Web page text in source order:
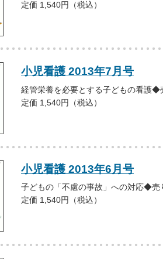
定価 1,540円（税込）
小児看護 2013年7月号
経管栄養を必要とする子どもの看護
定価 1,540円（税込）
小児看護 2013年6月号
子どもの「不慮の事故」への対応◆
定価 1,540円（税込）